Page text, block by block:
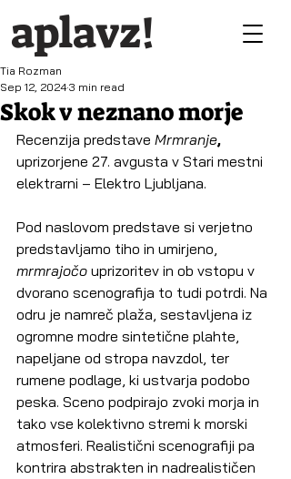
aplavz!
Skok v neznano morje
Tia Rozman
Sep 12, 2024 3 min read
Recenzija predstave Mrmranje,
uprizorjene 27. avgusta v Stari mestni
elektrarni – Elektro Ljubljana.
Pod naslovom predstave si verjetno
predstavljamo tiho in umirjeno,
mrmrajočo uprizoritev in ob vstopu v
dvorano scenografija to tudi potrdi. Na
odru je namreč plaža, sestavljena iz
ogromne modre sintetične plahte,
napeljane od stropa navzdol, ter
rumene podlage, ki ustvarja podobo
peska. Sceno podpirajo zvoki morja in
tako vse kolektivno stremi k morski
atmosferi. Realistični scenografiji pa
kontrira abstrakten in nadrealističen